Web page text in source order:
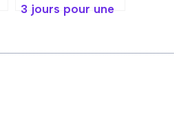
3 jours pour une
culture et